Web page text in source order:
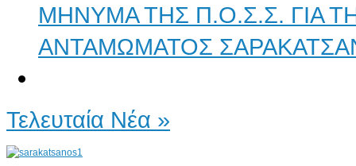
ΜΗΝΥΜΑ ΤΗΣ Π.Ο.Σ.Σ. ΓΙΑ
ΑΝΤΑΜΩΜΑΤΟΣ
Τελευταία Νέα »